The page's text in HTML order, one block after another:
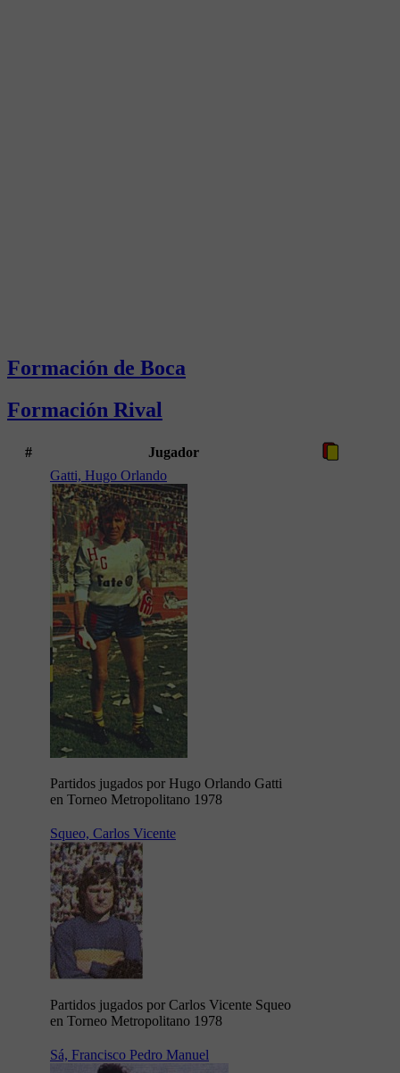
Formación de Boca
Formación Rival
#
Jugador
Gatti, Hugo Orlando
Partidos jugados por Hugo Orlando Gatti
en Torneo Metropolitano 1978
Squeo, Carlos Vicente
Partidos jugados por Carlos Vicente Squeo
en Torneo Metropolitano 1978
Sá, Francisco Pedro Manuel